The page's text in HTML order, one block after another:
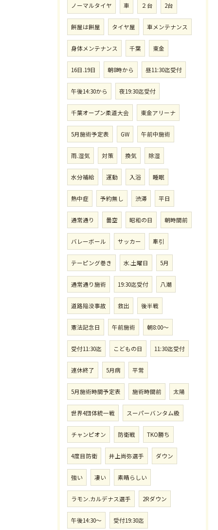
ノーマルタイヤ 車 ２台 2台
餅屋は餅屋 タイヤ屋 車メンテナンス
身体メンテナンス 千葉 東金
16日.19日 朝8時から 昼11:30迄受付
午後14:30から 夜19:30迄受付
千葉オープン柔道大会 東金アリーナ
5月施術予定表 GW 午前中施術
雨.湿気 対策 換気 除湿
水分補給 運動 入浴 睡眠
熱中症 予約無し 渋滞 平日
通常通り 曇空 昭和の日 朝時間前
バレーボール サッカー 牽引
テーピング巻き 水.土曜日 5月
通常通り施術 19:30迄受付 八潮
道路陥没事故 救出 後半戦
憲法記念日 午前施術 朝8:00〜
受付11:30迄 こどもの日 11:30迄受付
連休終了 5月病 平常
5月施術時間予定表 施術時間前 太陽
世界4団体統一戦 スーパーバンタム級
チャンピオン 防衛戦 TKO勝ち
4度目防衛 井上尚弥選手 ダウン
強い 凄い 素晴らしい
ラモン.カルデナス選手 2Rダウン
午後14:30〜 受付19:30迄